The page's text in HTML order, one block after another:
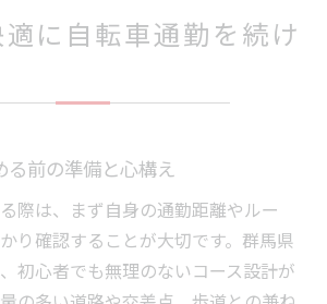
がダイエットに効果的な理由
型変化を実感する運動習慣の作り
で脂肪燃焼を高める実践ポイン
まわりの引き締めに効く走行法
み合わせて効果を最大化するコツ
に自転車通勤を続け
る前の準備と心構え
際は、まず自身の通勤距離やルー
り確認することが大切です。群馬県
初心者でも無理のないコース設計が